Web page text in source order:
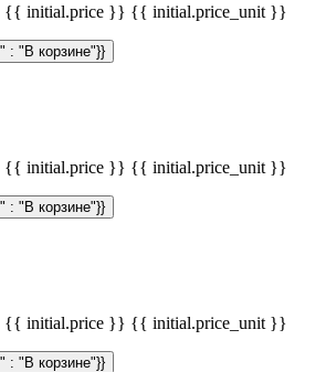
{{ initial.price }} {{ initial.price_unit }}
{{!addCart ? "В корзину" : "В корзине"}}
{{ initial.price }} {{ initial.price_unit }}
{{!addCart ? "В корзину" : "В корзине"}}
{{ initial.price }} {{ initial.price_unit }}
{{!addCart ? "В корзину" : "В корзине"}}